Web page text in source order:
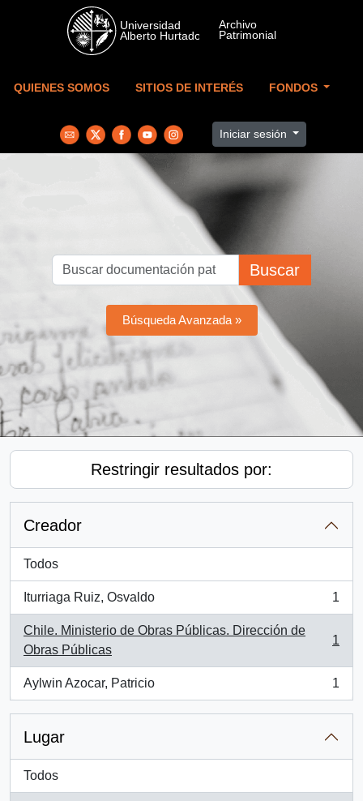
Skip to main content
QUIENES SOMOS SITIOS DE INTERÉS FONDOS
Iniciar sesión
Buscar
Búsqueda Avanzada »
Restringir resultados por:
Creador
Todos
Iturriaga Ruiz, Osvaldo
, 1 resultados
1
Chile. Ministerio de Obras Públicas. Dirección de
Obras Públicas
, 1 resultados
1
Aylwin Azocar, Patricio
, 1 resultados
1
Lugar
Todos